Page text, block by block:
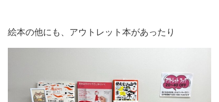
絵本の他にも、アウトレット本があったり